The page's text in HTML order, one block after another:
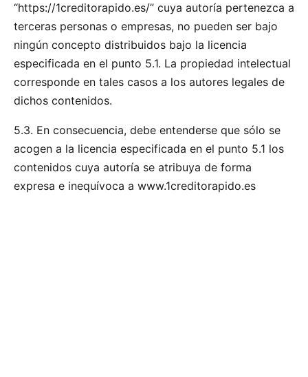
“https://1creditorapido.es/” cuya autoría pertenezca a
terceras personas o empresas, no pueden ser bajo
ningún concepto distribuidos bajo la licencia
especificada en el punto 5.1. La propiedad intelectual
corresponde en tales casos a los autores legales de
dichos contenidos.
5.3. En consecuencia, debe entenderse que sólo se
acogen a la licencia especificada en el punto 5.1 los
contenidos cuya autoría se atribuya de forma
expresa e inequívoca a www.1creditorapido.es